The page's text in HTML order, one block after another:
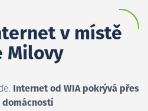
v místě
Milovy
Internet od WIA pokrývá přes
domácností